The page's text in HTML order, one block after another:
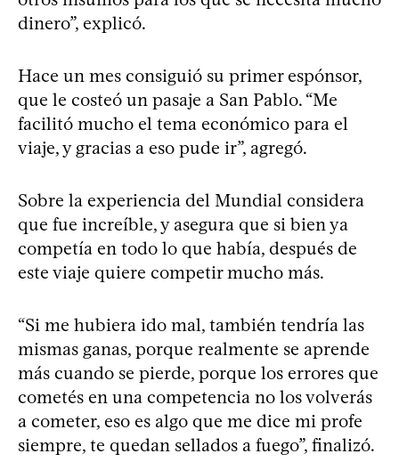
dinero”, explicó.
Hace un mes consiguió su primer espónsor,
que le costeó un pasaje a San Pablo. “Me
facilitó mucho el tema económico para el
viaje, y gracias a eso pude ir”, agregó.
Sobre la experiencia del Mundial considera
que fue increíble, y asegura que si bien ya
competía en todo lo que había, después de
este viaje quiere competir mucho más.
“Si me hubiera ido mal, también tendría las
mismas ganas, porque realmente se aprende
más cuando se pierde, porque los errores que
cometés en una competencia no los volverás
a cometer, eso es algo que me dice mi profe
siempre, te quedan sellados a fuego”, finalizó.